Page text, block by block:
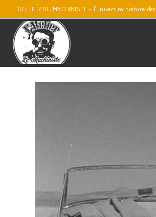
L'ATELIER DU MACHINISTE - l'univers miniature